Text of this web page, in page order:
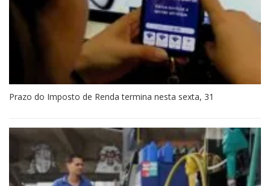
Prazo do Imposto de Renda termina nesta sexta, 31